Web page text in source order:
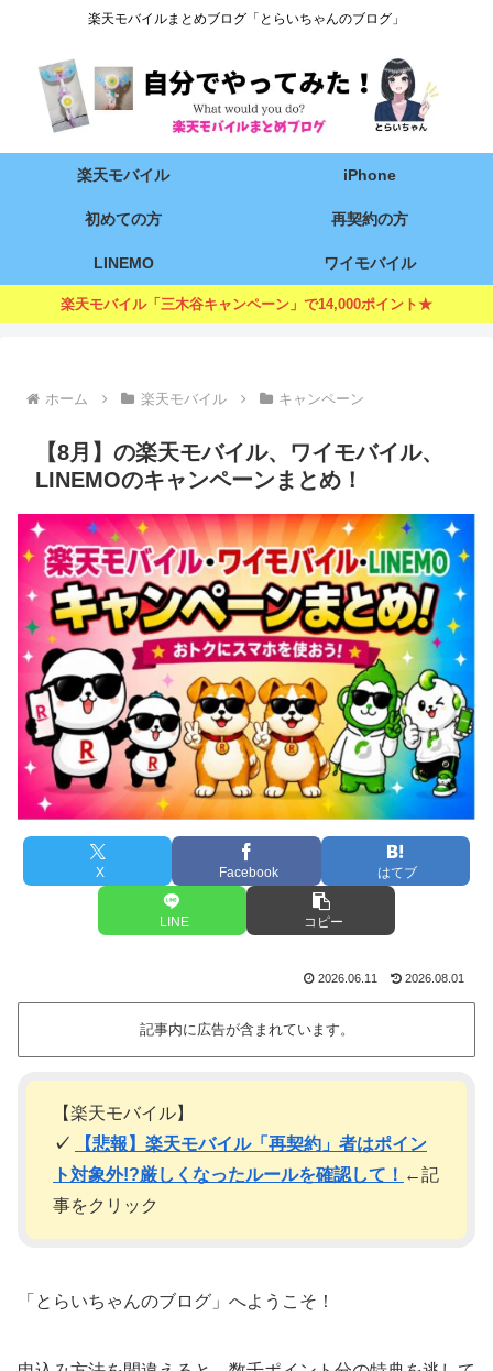
楽天モバイルまとめブログ「とらいちゃんのブログ」
楽天モバイル iPhone
初めての方 再契約の方
LINEMO ワイモバイル
楽天モバイル「三木谷キャンペーン」で14,000ポイント★
ホーム 楽天モバイル キャンペーン
【8月】の楽天モバイル、ワイモバイル、
LINEMOのキャンペーンまとめ！
X Facebook はてブ
LINE コピー
2026.06.11 2026.08.01
記事内に広告が含まれています。
【楽天モバイル】
✓
【悲報】楽天モバイル「再契約」者はポイン
ト対象外!?厳しくなったルールを確認して！ ←記
事をクリック
「とらいちゃんのブログ」へようこそ！